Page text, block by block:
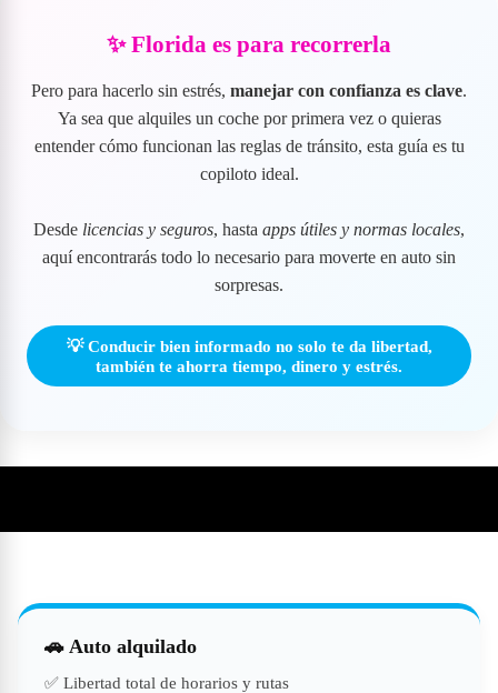
✨ Florida es para recorrerla
Pero para hacerlo sin estrés, manejar con confianza es clave.
Ya sea que alquiles un coche por primera vez o quieras
entender cómo funcionan las reglas de tránsito, esta guía es tu
copiloto ideal.
Desde licencias y seguros, hasta apps útiles y normas locales,
aquí encontrarás todo lo necesario para moverte en auto sin
sorpresas.
💡 Conducir bien informado no solo te da libertad,
también te ahorra tiempo, dinero y estrés.
🚗 Auto alquilado
✅ Libertad total de horarios y rutas